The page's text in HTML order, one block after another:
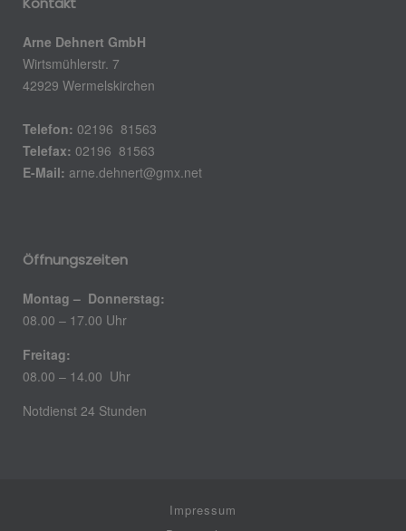
Arne Dehnert GmbH
Wirtsmühlerstr. 7
42929 Wermelskirchen
Telefon: 02196 81563
Telefax: 02196 81563
E-Mail: arne.dehnert@gmx.net
Öffnungszeiten
Montag – Donnerstag:
08.00 – 17.00 Uhr
Freitag:
08.00 – 14.00 Uhr
Notdienst 24 Stunden
Impressum